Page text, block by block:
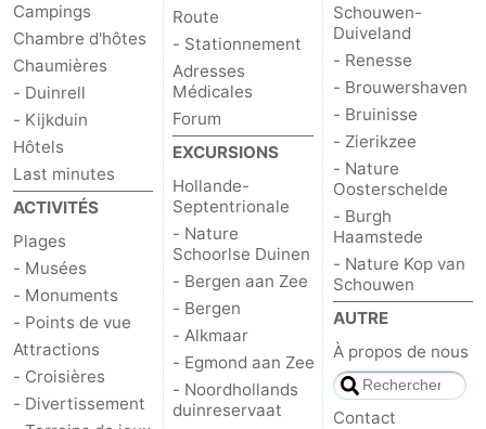
Campings
Chambre d'hôtes
Chaumières
- Duinrell
- Kijkduin
Hôtels
Last minutes
ACTIVITÉS
Plages
- Musées
- Monuments
- Points de vue
Attractions
- Croisières
- Divertissement
Route
- Stationnement
Adresses
Médicales
Forum
EXCURSIONS
Hollande-
Septentrionale
- Nature
Schoorlse Duinen
- Bergen aan Zee
- Bergen
- Alkmaar
- Egmond aan Zee
- Noordhollands
duinreservaat
Schouwen-
Duiveland
- Renesse
- Brouwershaven
- Bruinisse
- Zierikzee
- Nature
Oosterschelde
- Burgh
Haamstede
- Nature Kop van
Schouwen
AUTRE
À propos de nous
Contact